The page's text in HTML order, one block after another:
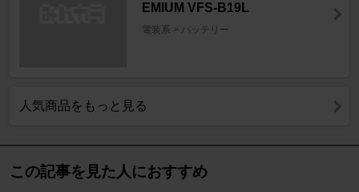
EMIUM VFS-B19L
電装系 > バッテリー
人気商品をもっと見る
この記事を見た人におすすめ